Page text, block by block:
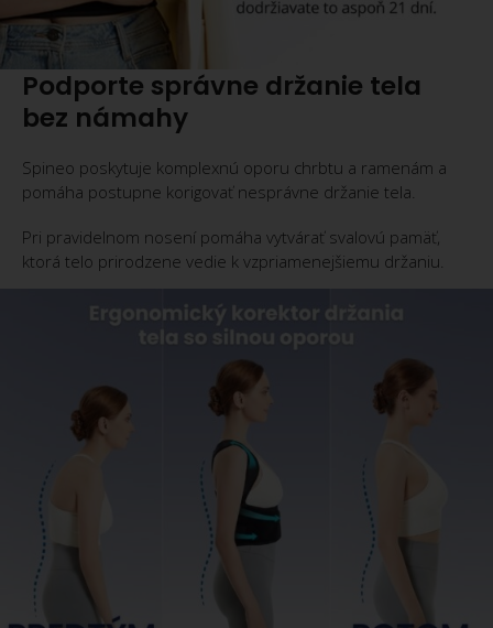
Podporte správne držanie tela
bez námahy
Spineo poskytuje komplexnú oporu chrbtu a ramenám a
pomáha postupne korigovať nesprávne držanie tela.
Pri pravidelnom nosení pomáha vytvárať svalovú pamäť,
ktorá telo prirodzene vedie k vzpriamenejšiemu držaniu.